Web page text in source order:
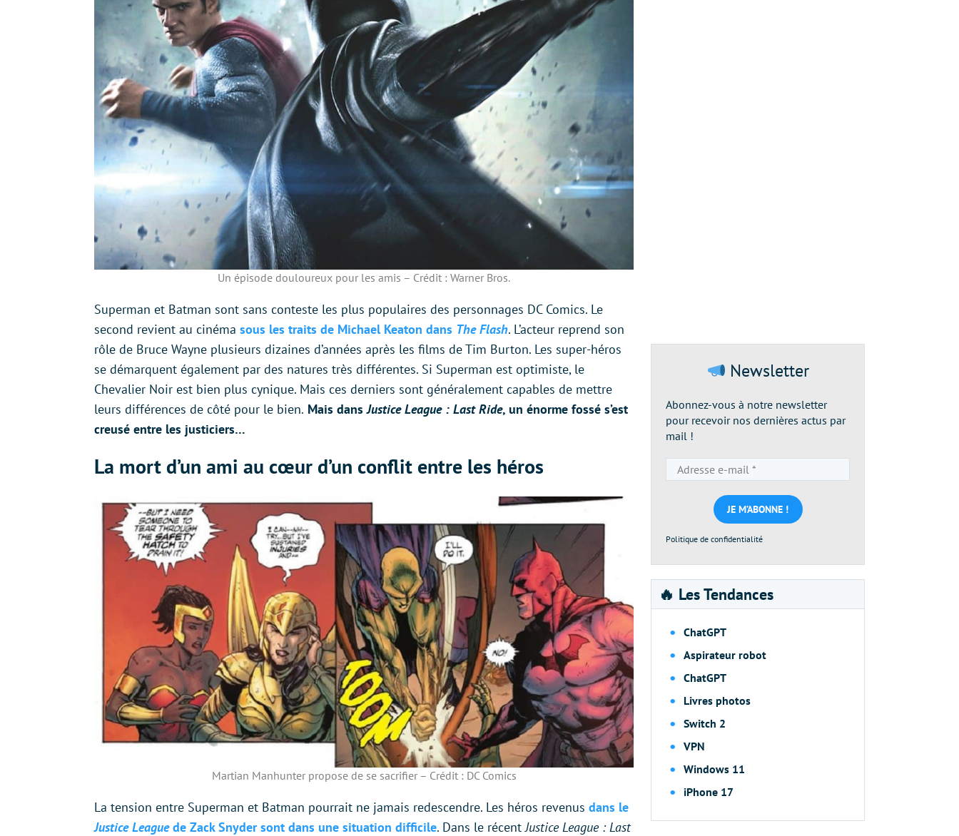
Un épisode douloureux pour les amis – Crédit : Warner Bros.
Superman et Batman sont sans conteste les plus populaires des personnages DC Comics. Le
second revient au cinéma sous les traits de Michael Keaton dans The Flash. L’acteur reprend son
rôle de Bruce Wayne plusieurs dizaines d’années après les films de Tim Burton. Les super-héros
se démarquent également par des natures très différentes. Si Superman est optimiste, le
Chevalier Noir est bien plus cynique. Mais ces derniers sont généralement capables de mettre
leurs différences de côté pour le bien. Mais dans Justice League : Last Ride, un énorme fossé s’est
creusé entre les justiciers…
La mort d’un ami au cœur d’un conflit entre les héros
Martian Manhunter propose de se sacrifier – Crédit : DC Comics
La tension entre Superman et Batman pourrait ne jamais redescendre. Les héros revenus dans le
Justice Leaguede Zack Snyder sont dans une situation difficile. Dans le récentJustice League : Last
Newsletter
Abonnez-vous à notre newsletter
pour recevoir nos dernières actus par
mail !
e-
mail
*
Politique de confidentialité
🔥 Les Tendances
ChatGPT
Aspirateur robot
ChatGPT
Livres photos
Switch 2
VPN
Windows 11
iPhone 17